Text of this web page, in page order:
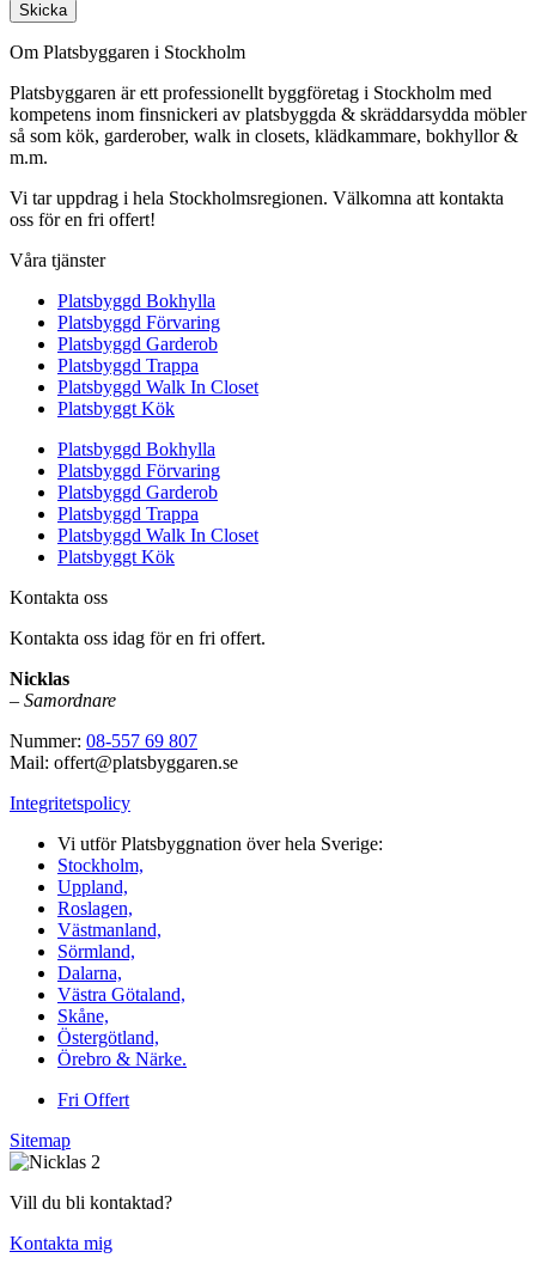
Skicka
Om Platsbyggaren i Stockholm
Platsbyggaren är ett professionellt byggföretag i Stockholm med
kompetens inom finsnickeri av platsbyggda & skräddarsydda möbler
så som kök, garderober, walk in closets, klädkammare, bokhyllor &
m.m.
Vi tar uppdrag i hela Stockholmsregionen. Välkomna att kontakta
oss för en fri offert!
Våra tjänster
Platsbyggd Bokhylla
Platsbyggd Förvaring
Platsbyggd Garderob
Platsbyggd Trappa
Platsbyggd Walk In Closet
Platsbyggt Kök
Platsbyggd Bokhylla
Platsbyggd Förvaring
Platsbyggd Garderob
Platsbyggd Trappa
Platsbyggd Walk In Closet
Platsbyggt Kök
Kontakta oss
Kontakta oss idag för en fri offert.
Nicklas
– Samordnare
Nummer: 08-557 69 807
Mail: offert@platsbyggaren.se
Integritetspolicy
Vi utför Platsbyggnation över hela Sverige:
Stockholm,
Uppland,
Roslagen,
Västmanland,
Sörmland,
Dalarna,
Västra Götaland,
Skåne,
Östergötland,
Örebro & Närke.
Fri Offert
Sitemap
Vill du bli kontaktad?
Kontakta mig